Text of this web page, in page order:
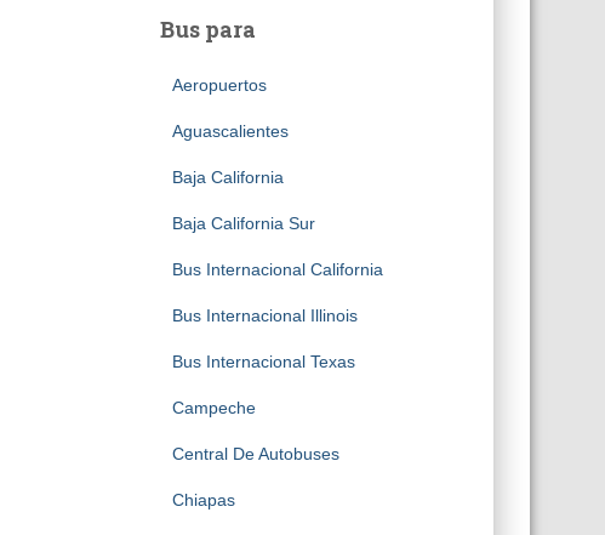
Bus para
Aeropuertos
Aguascalientes
Baja California
Baja California Sur
Bus Internacional California
Bus Internacional Illinois
Bus Internacional Texas
Campeche
Central De Autobuses
Chiapas